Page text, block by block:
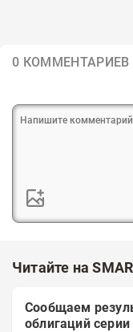
0 КОММЕНТАРИЕВ
Читайте на
Сообщаем
облигаций